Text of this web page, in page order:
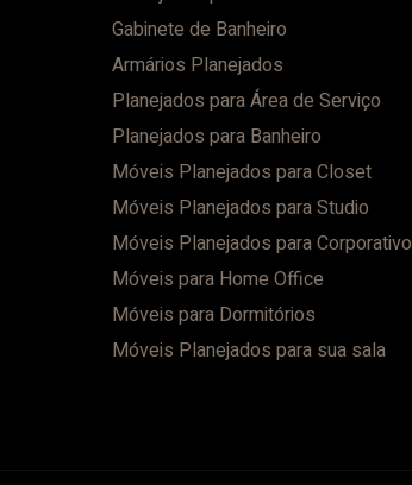
Gabinete de Banheiro
Armários Planejados
Planejados para Área de Serviço
Planejados para Banheiro
Móveis Planejados para Closet
Móveis Planejados para Studio
Móveis Planejados para Corporativo
Móveis para Home Office
Móveis para Dormitórios
Móveis Planejados para sua sala